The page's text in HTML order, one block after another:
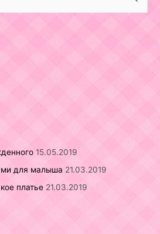
15.05.2019
для малыша 21.03.2019
платье 21.03.2019